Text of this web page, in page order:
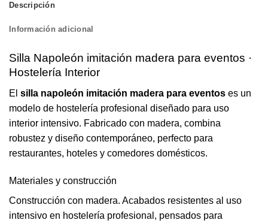
Descripción
Información adicional
Silla Napoleón imitación madera para eventos ·
Hostelería Interior
El silla napoleón imitación madera para eventos es un
modelo de hostelería profesional diseñado para uso
interior intensivo. Fabricado con madera, combina
robustez y diseño contemporáneo, perfecto para
restaurantes, hoteles y comedores domésticos.
Materiales y construcción
Construcción con madera. Acabados resistentes al uso
intensivo en hostelería profesional, pensados para